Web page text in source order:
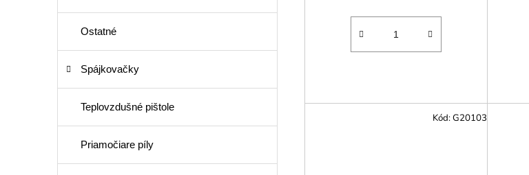
Ostatné
Spájkovačky
Teplovzdušné pištole
Priamočiare píly
Kód:G20103